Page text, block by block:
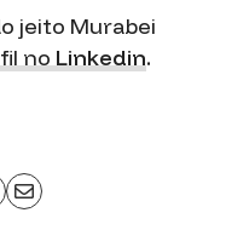
jeito Murabei
no Linkedin.